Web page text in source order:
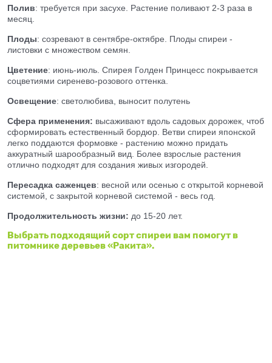
Полив: требуется при засухе. Растение поливают 2-3 раза в
месяц.
Плоды: созревают в сентябре-октябре. Плоды спиреи -
листовки с множеством семян.
Цветение: июнь-июль. Спирея Голден Принцесс покрывается
соцветиями сиренево-розового оттенка.
Освещение: светолюбива, выносит полутень
Сфера применения: высаживают вдоль садовых дорожек, чтоб
сформировать естественный бордюр. Ветви спиреи японской
легко поддаются формовке - растению можно придать
аккуратный шарообразный вид. Более взрослые растения
отлично подходят для создания живых изгородей.
Пересадка саженцев: весной или осенью с открытой корневой
системой, с закрытой корневой системой - весь год.
Продолжительность жизни: до 15-20 лет.
Выбрать подходящий сорт спиреи вам помогут в
питомнике деревьев «Ракита».